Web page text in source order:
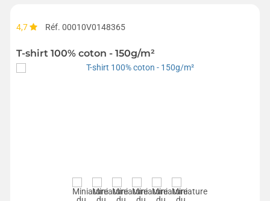
4,7 Réf. 00010V0148365
T-shirt 100% coton - 150g/m²